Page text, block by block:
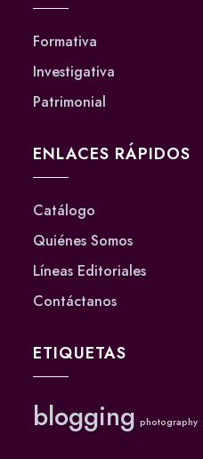
Formativa
Investigativa
Patrimonial
ENLACES RÁPIDOS
Catálogo
Quiénes Somos
Líneas Editoriales
Contáctanos
ETIQUETAS
blogging photography